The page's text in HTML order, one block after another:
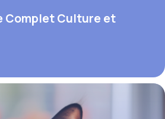
Complet Culture et